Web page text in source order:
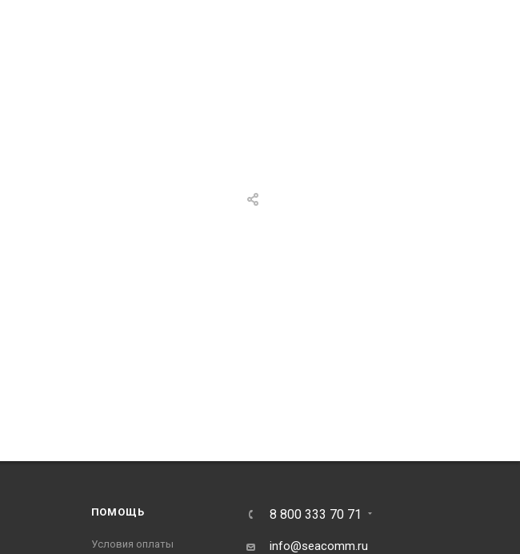
ПОМОЩЬ
Условия оплаты
8 800 333 70 71
info@seacomm.ru